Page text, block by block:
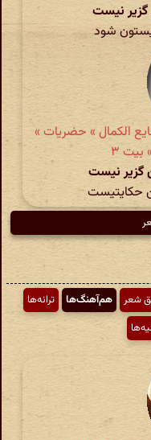
گزیر نیست
شود
الکمال » حضریات »
گزیر نیست
حکایتیست
شعر هم‌آهنگ‌ها
ترانه‌ها